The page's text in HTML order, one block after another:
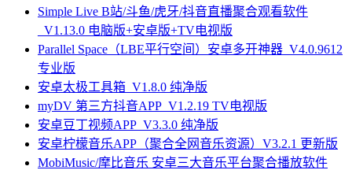
Simple Live B站/斗鱼/虎牙/抖音直播聚合观看软件
_V1.13.0 电脑版+安卓版+TV电视版
Parallel Space（LBE平行空间）安卓多开神器_V4.0.9612
专业版
安卓太极工具箱_V1.8.0 纯净版
myDV 第三方抖音APP_V1.2.19 TV电视版
安卓豆丁视频APP_V3.3.0 纯净版
安卓柠檬音乐APP（聚合全网音乐资源）V3.2.1 更新版
MobiMusic/摩比音乐 安卓三大音乐平台聚合播放软件